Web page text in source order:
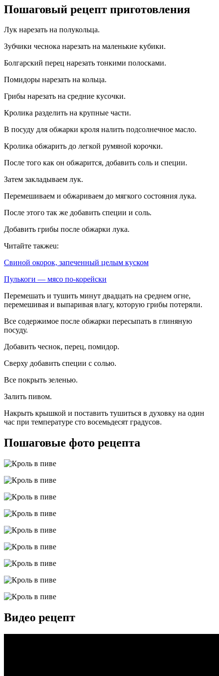
Пошаговый рецепт приготовления
Лук нарезать на полукольца.
Зубчики чеснока нарезать на маленькие кубики.
Болгарский перец нарезать тонкими полосками.
Помидоры нарезать на кольца.
Грибы нарезать на средние кусочки.
Кролика разделить на крупные части.
В посуду для обжарки кроля налить подсолнечное масло.
Кролика обжарить до легкой румяной корочки.
После того как он обжарится, добавить соль и специи.
Затем закладываем лук.
Перемешиваем и обжариваем до мягкого состояния лука.
После этого так же добавить специи и соль.
Добавить грибы после обжарки лука.
Читайте такжеu:
Свиной окорок, запеченный целым куском
Пулькоги — мясо по-корейски
Перемешать и тушить минут двадцать на среднем огне,
перемешивая и выпаривая влагу, которую грибы потеряли.
Все содержимое после обжарки пересыпать в глиняную
посуду.
Добавить чеснок, перец, помидор.
Сверху добавить специи с солью.
Все покрыть зеленью.
Залить пивом.
Накрыть крышкой и поставить тушиться в духовку на один
час при температуре сто восемьдесят градусов.
Пошаговые фото рецепта
Видео рецепт